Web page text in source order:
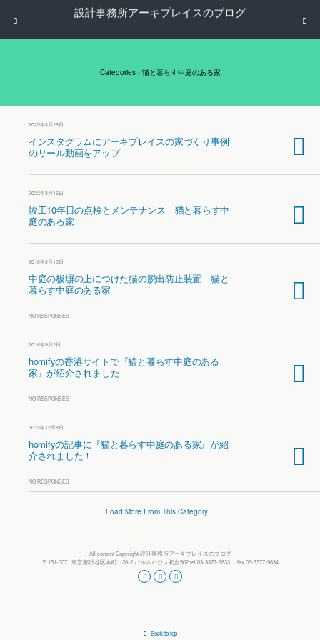
設計事務所アーキプレイスのブログ
Categories ›猫と暮らす中庭のある家
2025年3月26日
インスタグラムにアーキプレイスの家づくり事例
のリール動画をアップ
2022年3月16日
竣工10年目の点検とメンテナンス 猫と暮らす中
庭のある家
2018年3月15日
中庭の板塀の上につけた猫の脱出防止装置 猫と
暮らす中庭のある家
NO RESPONSES
2016年9月2日
homifyの香港サイトで『猫と暮らす中庭のある
家』が紹介されました
NO RESPONSES
2015年12月8日
homifyの記事に『猫と暮らす中庭のある家』が紹
介されました！
NO RESPONSES
Load More From This Category…
All content Copyright 設計事務所アーキプレイスのブログ
〒151-0071 東京都渋谷区本町1-20-2 パルムハウス初台502 tel.03-3377-9833 fax.03-3377-9834
Back to top